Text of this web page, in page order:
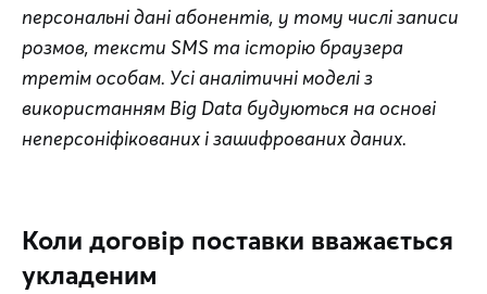
персональні дані абонентів, у тому числі записи
розмов, тексти SMS та історію браузера
третім особам. Усі аналітичні моделі з
використанням Big Data будуються на основі
неперсоніфікованих і зашифрованих даних.
Коли договір поставки вважається
укладеним